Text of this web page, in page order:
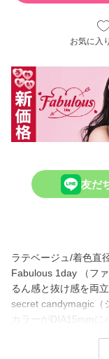
お気に入
友だ
ラテベージュ/着色直
Fabulous 1day （フ
るん感と抜け感を両
secret candymagic（
カラーがDIA15mmに